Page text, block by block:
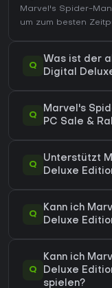
Marvel's Spider-
um zum besten
Q
Was ist der
Digital
Q
Marvel's
PC Sale &
Q
Unterstützt
Deluxe
Q
Kann ich
Deluxe
Q
Kann ich
Deluxe
spielen?